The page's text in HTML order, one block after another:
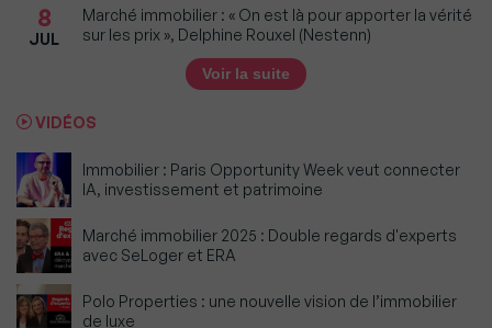
8
JUL
Marché immobilier : « On est là pour apporter la vérité
sur les prix », Delphine Rouxel (Nestenn)
Voir la suite
VIDÉOS
Immobilier : Paris Opportunity Week veut connecter
IA, investissement et patrimoine
Marché immobilier 2025 : Double regards d'experts
avec SeLoger et ERA
Polo Properties : une nouvelle vision de l’immobilier
de luxe